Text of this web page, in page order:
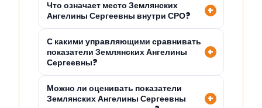
Что означает место Землянских
Ангелины Сергеевны внутри СРО?
С какими управляющими сравнивать
показатели Землянских Ангелины
Сергеевны?
Можно ли оценивать показатели
Землянских Ангелины Сергеевны